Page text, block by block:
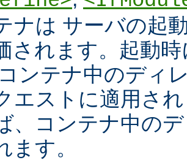
ナは サーバの起
されます。起動
ンテナ中のディ
エストに適用さ
、コンテナ中の
ます。